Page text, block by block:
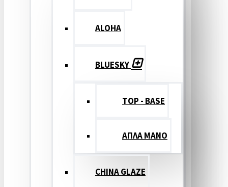
ALOHA
BLUESKY
TOP - BASE
ΑΠΛΑ ΜΑΝΟ
CHINA GLAZE